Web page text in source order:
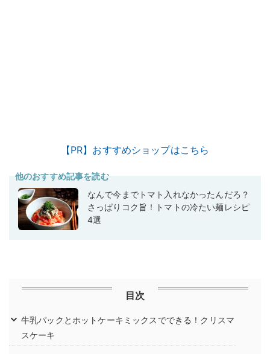
【PR】おすすめショップはこちら
他のおすすめ記事を読む
なんで今までトマト入れなかったんだろ？
さっぱりコク旨！トマトの冷たい麺レシピ
4選
目次
牛乳パックとホットケーキミックスでできる！クリスマ
スケーキ